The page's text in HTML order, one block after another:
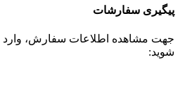
پیگیری سفارشات
جهت مشاهده اطلاعات سفارش،
شوید: